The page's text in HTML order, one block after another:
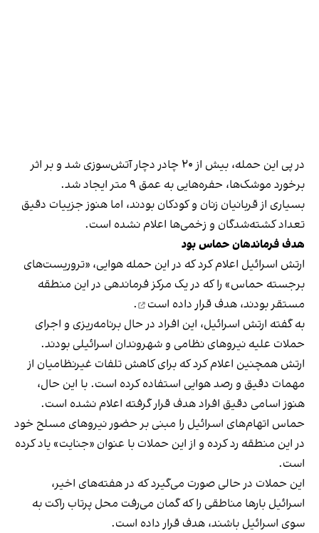
در پی این حمله، بیش از ۲۰ چادر دچار آتش‌سوزی شد و بر اثر
برخورد موشک‌ها، حفره‌هایی به عمق ۹ متر ایجاد شد.
بسیاری از قربانیان زنان و کودکان بودند، اما هنوز جزییات دقیق
تعداد کشته‌شدگان و زخمی‌ها اعلام نشده است.
هدف فرماندهان حماس بود
ارتش اسرائیل اعلام کرد که در این حمله هوایی، «تروریست‌های
برجسته حماس» را که در یک مرکز فرماندهی در این منطقه
مستقر بودند، هدف قرار داده است
.
به گفته ارتش اسرائیل، این افراد در حال برنامه‌ریزی و اجرای
حملات علیه نیروهای نظامی و شهروندان اسرائیلی بودند.
ارتش همچنین اعلام کرد که برای کاهش تلفات غیرنظامیان از
مهمات دقیق و رصد هوایی استفاده کرده است. با این حال،
هنوز اسامی دقیق افراد هدف قرار گرفته اعلام نشده است.
حماس اتهام‌های اسرائیل را مبنی بر حضور نیروهای مسلح خود
در این منطقه رد کرده و از این حملات با عنوان «جنایت» یاد کرده
است.
این حملات در حالی صورت می‌گیرد که در هفته‌های اخیر،
اسرائیل بارها مناطقی را که گمان می‌رفت محل پرتاب راکت به
سوی اسرائیل باشند، هدف قرار داده است.